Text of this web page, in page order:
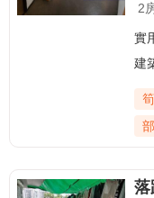
2
實
建
落